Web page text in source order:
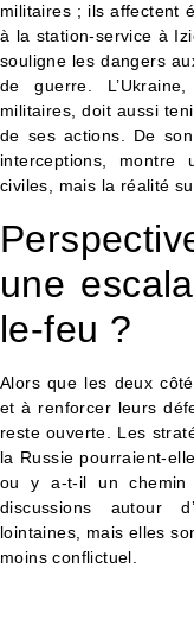
militaires ; ils affectent
à la station-service à
souligne les dangers
de guerre.
militaires, doit aussi
de ses actions. De
interceptions,
civiles, mais la réalité
une
le-feu ?
Alors que les deux
et à renforcer leurs
reste ouverte. Les
la Russie pourraient-
ou y a-t-il un chemin
discussions autour
lointaines, mais elles
moins conflictuel.